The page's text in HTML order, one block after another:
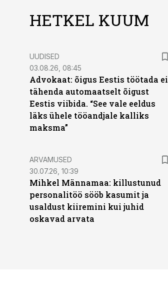
HETKEL KUUM
UUDISED
03.08.26, 08:45
Advokaat: õigus Eestis töötada ei
tähenda automaatselt õigust
Eestis viibida. “See vale eeldus
läks ühele tööandjale kalliks
maksma”
ARVAMUSED
30.07.26, 10:39
Mihkel Männamaa: killustunud
personalitöö sööb kasumit ja
usaldust kiiremini kui juhid
oskavad arvata